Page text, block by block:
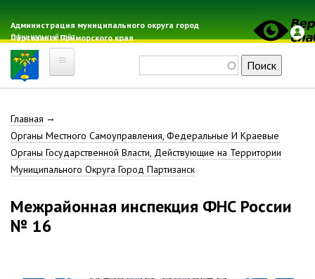
основному
содержанию
Администрация муниципального округа город
Партизанск Приморского края
Официальный сайт
Главная
Местные налоги
Гражданская оборона
Расписание электричек
Строка
навигации
Главная
Органы Местного Самоуправления, Федеральные И Краевые
Органы Государственной Власти, Действующие на Территории
Муниципального Округа Город Партизанск
Межрайонная инспекция ФНС России
№ 16
Курсы
Гражданской
обороны
Единая
диспетчерская
служба
Отдел
Гражданской